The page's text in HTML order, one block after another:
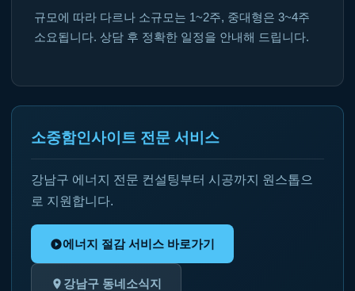
규모에 따라 다르나 소규모는 1~2주, 중대형은 3~4주
소요됩니다. 상담 후 정확한 일정을 안내해 드립니다.
소중함인사이트 전문 서비스
강남구 에너지 전문 컨설팅부터 시공까지 원스톱으
로 지원합니다.
에너지 절감 서비스 바로가기
강남구 동네소식지